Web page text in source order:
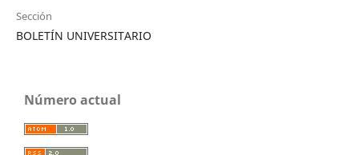
Sección
BOLETÍN UNIVERSITARIO
Número actual